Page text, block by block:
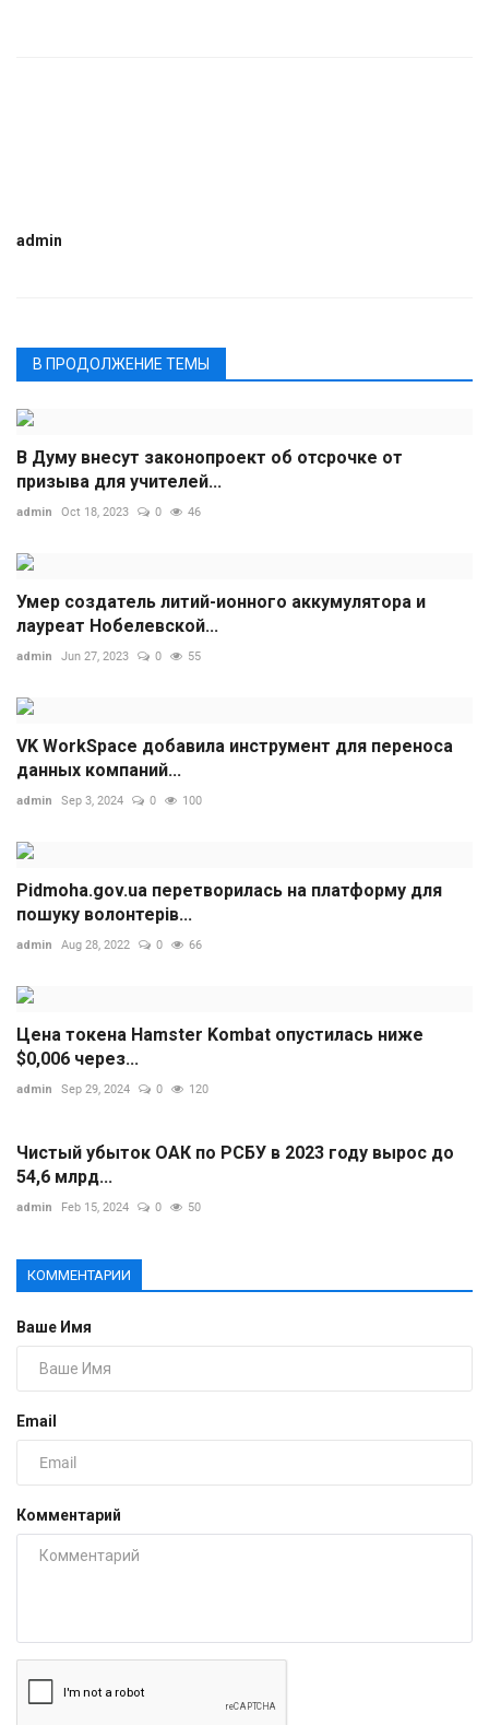
admin
В ПРОДОЛЖЕНИЕ ТЕМЫ
В Думу внесут законопроект об отсрочке от
призыва для учителей...
admin Oct 18, 2023 0 46
Умер создатель литий-ионного аккумулятора и
лауреат Нобелевской...
admin Jun 27, 2023 0 55
VK WorkSpace добавила инструмент для переноса
данных компаний...
admin Sep 3, 2024 0 100
Pidmoha.gov.ua перетворилась на платформу для
пошуку волонтерів...
admin Aug 28, 2022 0 66
Цена токена Hamster Kombat опустилась ниже
$0,006 через...
admin Sep 29, 2024 0 120
Чистый убыток ОАК по РСБУ в 2023 году вырос до
54,6 млрд...
admin Feb 15, 2024 0 50
КОММЕНТАРИИ
Ваше Имя
Email
Комментарий